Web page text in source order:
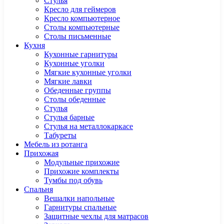
Кресло для геймеров
Кресло компьютерное
Столы компьютерные
Столы письменные
Кухня
Кухонные гарнитуры
Кухонные уголки
Мягкие кухонные уголки
Мягкие лавки
Обеденные группы
Столы обеденные
Стулья
Стулья барные
Стулья на металлокаркасе
Табуреты
Мебель из ротанга
Прихожая
Модульные прихожие
Прихожие комплекты
Тумбы под обувь
Спальня
Вешалки напольные
Гарнитуры спальные
Защитные чехлы для матрасов